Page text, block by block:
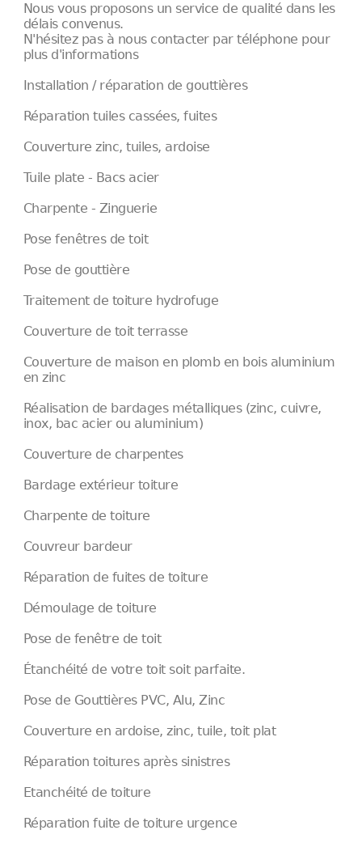
Nous vous proposons un service de qualité dans les
délais convenus.
N'hésitez pas à nous contacter par téléphone pour
plus d'informations
Installation / réparation de gouttières
Réparation tuiles cassées, fuites
Couverture zinc, tuiles, ardoise
Tuile plate - Bacs acier
Charpente - Zinguerie
Pose fenêtres de toit
Pose de gouttière
Traitement de toiture hydrofuge
Couverture de toit terrasse
Couverture de maison en plomb en bois aluminium
en zinc
Réalisation de bardages métalliques (zinc, cuivre,
inox, bac acier ou aluminium)
Couverture de charpentes
Bardage extérieur toiture
Charpente de toiture
Couvreur bardeur
Réparation de fuites de toiture
Démoulage de toiture
Pose de fenêtre de toit
Étanchéité de votre toit soit parfaite.
Pose de Gouttières PVC, Alu, Zinc
Couverture en ardoise, zinc, tuile, toit plat
Réparation toitures après sinistres
Etanchéité de toiture
Réparation fuite de toiture urgence